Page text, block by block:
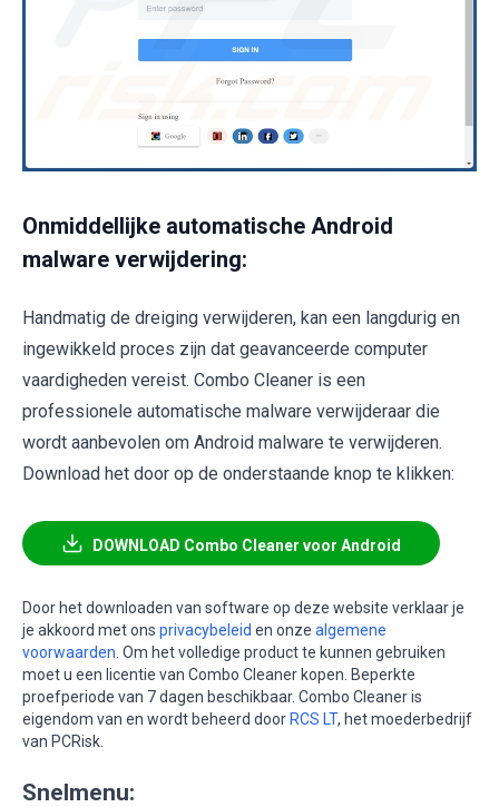
Onmiddellijke automatische Android
malware verwijdering:
Handmatig de dreiging verwijderen, kan een langdurig en
ingewikkeld proces zijn dat geavanceerde computer
vaardigheden vereist. Combo Cleaner is een
professionele automatische malware verwijderaar die
wordt aanbevolen om Android malware te verwijderen.
Download het door op de onderstaande knop te klikken:
DOWNLOAD Combo Cleaner voor Android
Door het downloaden van software op deze website verklaar je
je akkoord met ons privacybeleid en onze algemene
voorwaarden . Om het volledige product te kunnen gebruiken
moet u een licentie van Combo Cleaner kopen. Beperkte
proefperiode van 7 dagen beschikbaar. Combo Cleaner is
eigendom van en wordt beheerd door RCS LT, het moederbedrijf
van PCRisk.
Snelmenu: